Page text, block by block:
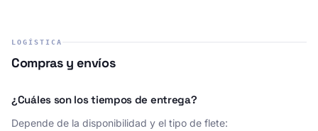
LOGÍSTICA
Compras y envíos
¿Cuáles son los tiempos de entrega?
Depende de la disponibilidad y el tipo de flete: